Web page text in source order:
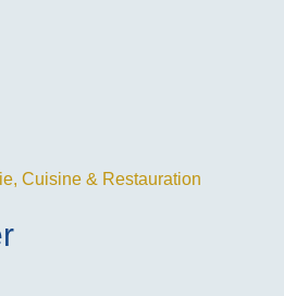
, Cuisine & Restauration